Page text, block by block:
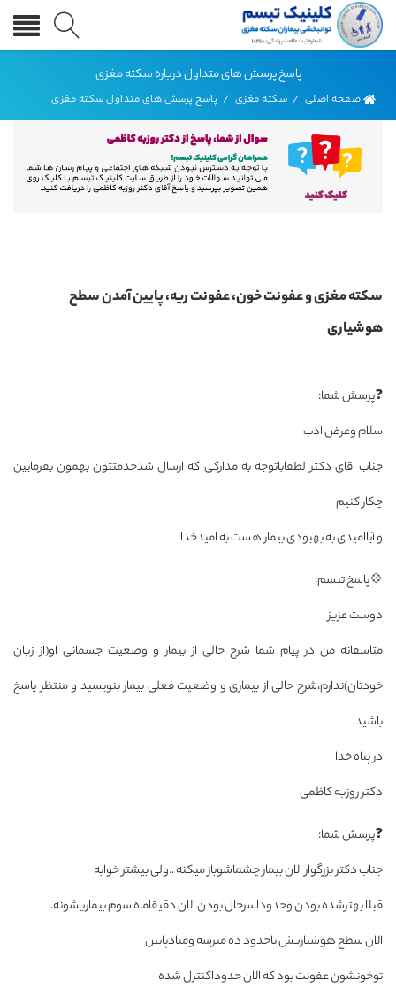
پاسخ پرسش های متداول درباره سکته مغزی
صفحه اصلی / سکته مغزی / پاسخ پرسش های متداول سکته مغزی
سکته مغزی و عفونت خون، عفونت ریه، پایین آمدن سطح
هوشیاری
❓پرسش شما:
سلام وعرض ادب
جناب اقای دکتر لطفاباتوجه به مدارکی که ارسال شدخدمتتون بهمون بفرمایین
چکار کنیم
و آیاامیدی به بهبودی بیمار هست به امیدخدا
💠پاسخ تبسم:
دوست عزیز
متاسفانه من در پیام شما شرح حالی از بیمار و وضعیت جسمانی او(از زبان
خودتان)ندارم،شرح حالی از بیماری و وضعیت فعلی بیمار بنویسید و منتظر پاسخ
باشید.
در پناه خدا
دکتر روزبه کاظمی
❓پرسش شما:
جناب دکتر بزرگوار الان بیمار چشماشوباز میکنه ..ولی بیشتر خوابه
قبلا بهترشده بودن وحدوداسرحال بودن الان دقیقاماه سوم بیماریشونه..
الان سطح هوشیاریش تاحدود ده میرسه ومیادپایین
توخونشون عفونت بود که الان حدوداکنترل شده